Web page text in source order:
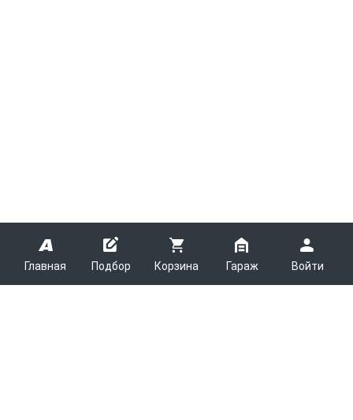
Главная Подбор Корзина Гараж Войти